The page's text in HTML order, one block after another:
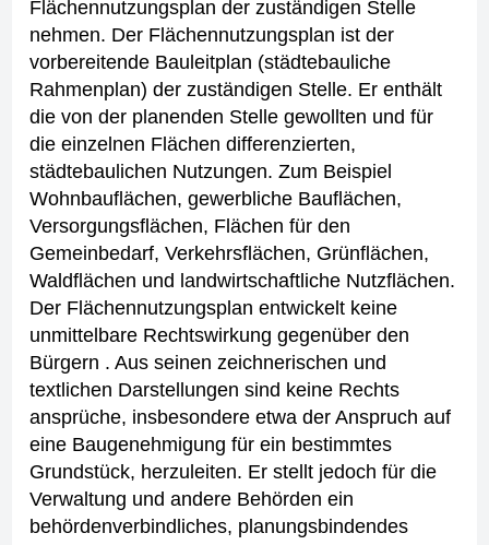
Flächennutzungsplan der zuständigen Stelle
nehmen. Der Flächennutzungsplan ist der
vorbereitende Bauleitplan (städtebauliche
Rahmenplan) der zuständigen Stelle. Er enthält
die von der planenden Stelle gewollten und für
die einzelnen Flächen differenzierten,
städtebaulichen Nutzungen. Zum Beispiel
Wohnbauflächen, gewerbliche Bauflächen,
Versorgungsflächen, Flächen für den
Gemeinbedarf, Verkehrsflächen, Grünflächen,
Waldflächen und landwirtschaftliche Nutzflächen.
Der Flächennutzungsplan entwickelt keine
unmittelbare Rechtswirkung gegenüber den
Bürgern . Aus seinen zeichnerischen und
textlichen Darstellungen sind keine Rechts
ansprüche, insbesondere etwa der Anspruch auf
eine Baugenehmigung für ein bestimmtes
Grundstück, herzuleiten. Er stellt jedoch für die
Verwaltung und andere Behörden ein
behördenverbindliches, planungsbindendes